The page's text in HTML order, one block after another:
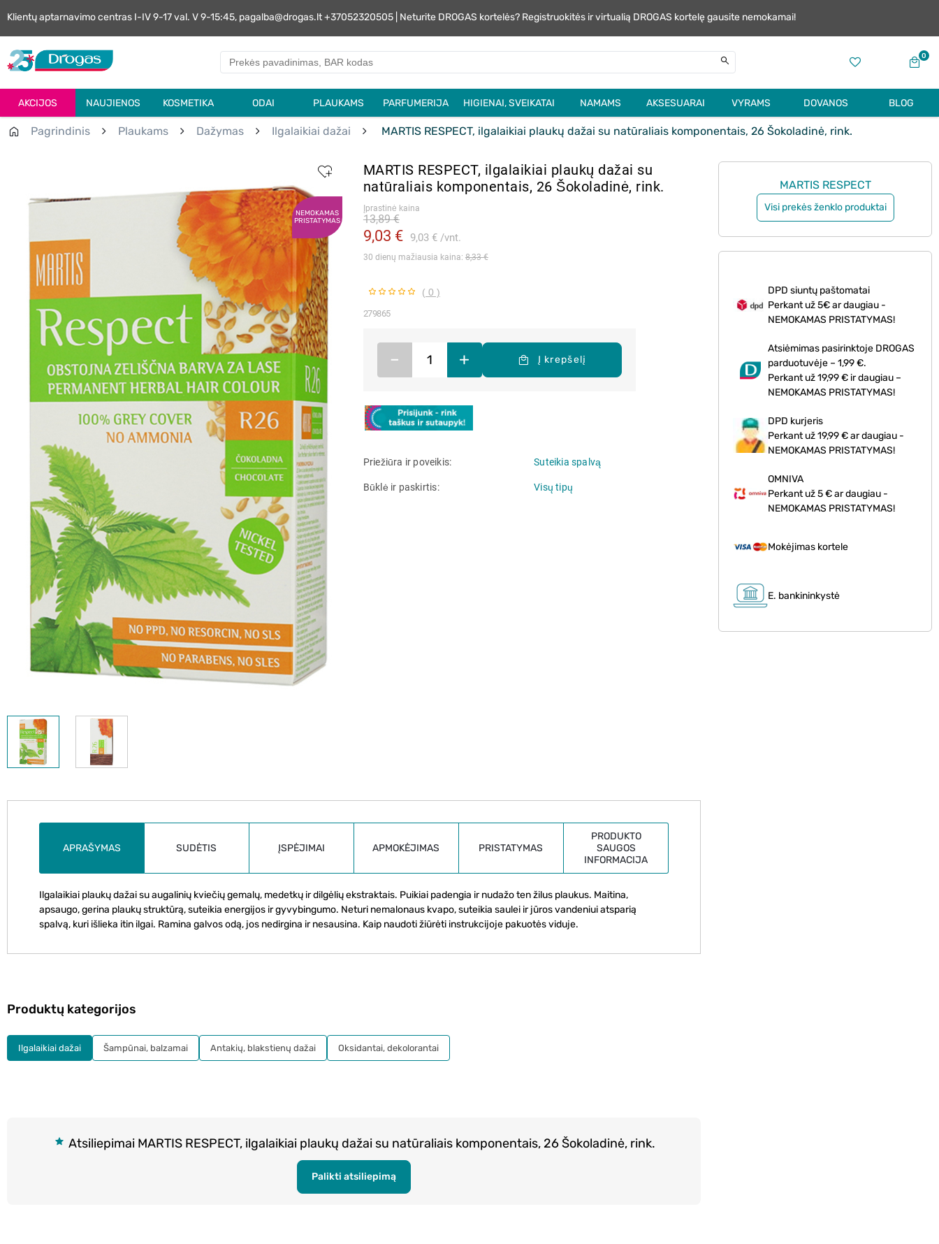
Klientų aptarnavimo centras I-IV 9-17 val. V 9-15:45, pagalba@drogas.lt +37052320505 | Neturite DROGAS kortelės? Registruokitės ir virtualią DROGAS kortelę gausite nemokamai!
0
AKCIJOS NAUJIENOS KOSMETIKA ODAI PLAUKAMS PARFUMERIJA HIGIENAI, SVEIKATAI NAMAMS AKSESUARAI VYRAMS DOVANOS BLOG
Pagrindinis Plaukams Dažymas Ilgalaikiai dažai MARTIS RESPECT, ilgalaikiai plaukų dažai su natūraliais komponentais, 26 Šokoladinė, rink.
NEMOKAMAS
PRISTATYMAS
MARTIS RESPECT, ilgalaikiai plaukų dažai su
natūraliais komponentais, 26 Šokoladinė, rink.
Įprastinė kaina
9,03 € 9,03 € vnt.
13,89 €
30 dienų mažiausia kaina: 8,33 €
( 0 )
279865
– + Į krepšelį
Priežiūra ir poveikis Suteikia spalvą
Būklė ir paskirtis Visų tipų
MARTIS RESPECT
Visi prekės ženklo produktai
DPD siuntų paštomatai
Perkant už 5€ ar daugiau -
NEMOKAMAS PRISTATYMAS!
Atsiėmimas pasirinktoje DROGAS
parduotuvėje – 1,99 €.
Perkant už 19,99 € ir daugiau –
NEMOKAMAS PRISTATYMAS!
DPD kurjeris
Perkant už 19,99 € ar daugiau -
NEMOKAMAS PRISTATYMAS!
OMNIVA
Perkant už 5 € ar daugiau -
NEMOKAMAS PRISTATYMAS!
Mokėjimas kortele
E. bankininkystė
APRAŠYMAS SUDĖTIS ĮSPĖJIMAI APMOKĖJIMAS PRISTATYMAS
PRODUKTO
SAUGOS
INFORMACIJA
Ilgalaikiai plaukų dažai su augalinių kviečių gemalų, medetkų ir dilgėlių ekstraktais. Puikiai padengia ir nudažo ten žilus plaukus. Maitina,
apsaugo, gerina plaukų struktūrą, suteikia energijos ir gyvybingumo. Neturi nemalonaus kvapo, suteikia saulei ir jūros vandeniui atsparią
spalvą, kuri išlieka itin ilgai. Ramina galvos odą, jos nedirgina ir nesausina. Kaip naudoti žiūrėti instrukcijoje pakuotės viduje.
Atsiliepimai MARTIS RESPECT, ilgalaikiai plaukų dažai su natūraliais komponentais, 26 Šokoladinė, rink.
Palikti atsiliepimą
Produktų kategorijos
Ilgalaikiai dažai Šampūnai, balzamai Antakių, blakstienų dažai Oksidantai, dekolorantai